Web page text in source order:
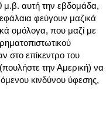
μ.β. αυτή την εβδομάδα,
φεύγουν μαζικά
ομόλογα, που μαζί με
στο επίκεντρο του
την Αμερική) να
κινδύνου ύφεσης,